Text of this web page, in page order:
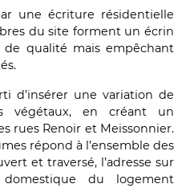
une écriture résidentielle
du site forment un écrin
de qualité mais empêchant
d’insérer une variation de
végétaux, en créant un
rues Renoir et Meissonnier.
répond à l’ensemble des
et traversé, l’adresse sur
domestique du logement